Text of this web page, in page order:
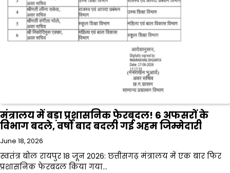
मंत्रालय में बड़ा प्रशासनिक फेरबदल! 6 अफसरों के
विभाग बदले, वर्षों बाद बदली गई अहम जिम्मेदारी
June 18, 2026
स्वतंत्र बोल रायपुर 18 जून 2026: छत्तीसगढ़ मंत्रालय में एक बार फिर
प्रशासनिक फेरबदल किया गया…